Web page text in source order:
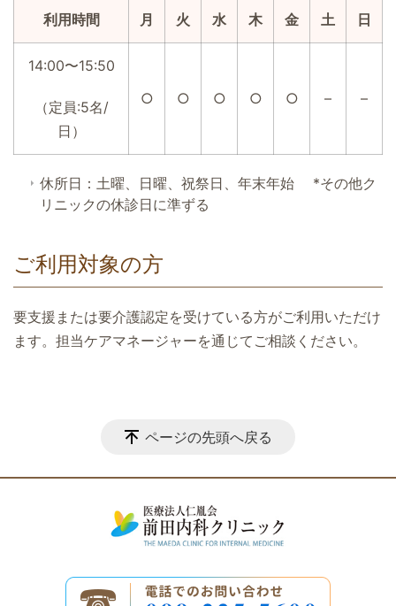
利用時間 月 火 水 木 金 土 日
14:00〜15:50
（定員:5名/
日）
○ ○ ○ ○ ○ – –
休所日：土曜、日曜、祝祭日、年末年始 *その他ク
リニックの休診日に準ずる
ご利用対象の方
要支援または要介護認定を受けている方がご利用いただけ
ます。担当ケアマネージャーを通じてご相談ください。
ページの先頭へ戻る